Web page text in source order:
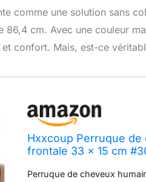
comme une solution sans
86,4 cm. Avec une couleur
et confort. Mais, est-ce
Hxxcoup Perruque
frontale 33 x 15 cm
ligne de cheveux
Perruque de cheveux